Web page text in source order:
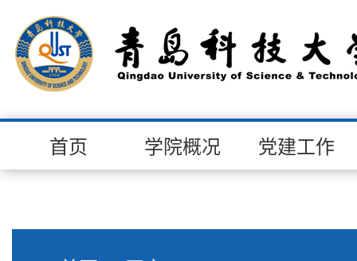
首页 学院概况 党建工作